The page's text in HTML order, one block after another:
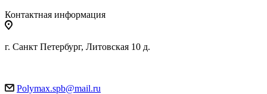
Контактная информация
г. Санкт Петербург, Литовская 10 д.
Polymax.spb@mail.ru